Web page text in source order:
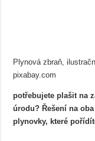
Plynová zbraň,
pixabay.com
potřebujete plašit na
úrodu? Řešení na
plynovky, které